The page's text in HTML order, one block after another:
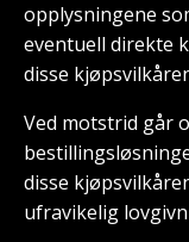
opplysningene
eventuell direkte
disse
Ved motstrid går
disse
ufravikelig